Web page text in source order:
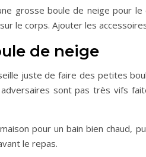
grosse boule de neige pour
le corps. Ajouter les
de neige
juste de faire des petites
sont pas très vifs
pour un bain bien chaud,
le repas.